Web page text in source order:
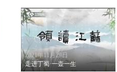
2021年11月29日
走进丁蜀·一壶一生